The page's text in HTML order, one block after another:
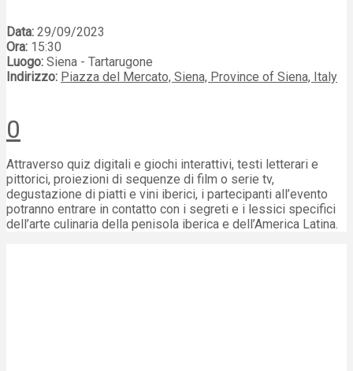
Data: 29/09/2023
Ora: 15:30
Luogo: Siena - Tartarugone
Indirizzo: Piazza del Mercato, Siena, Province of Siena, Italy
0
Attraverso quiz digitali e giochi interattivi, testi letterari e
pittorici, proiezioni di sequenze di film o serie tv,
degustazione di piatti e vini iberici, i partecipanti all’evento
potranno entrare in contatto con i segreti e i lessici specifici
dell’arte culinaria della penisola iberica e dell’America Latina.